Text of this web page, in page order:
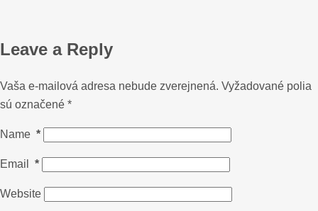
Leave a Reply
Vaša e-mailová adresa nebude zverejnená. Vyžadované polia
sú označené *
Name *
Email *
Website